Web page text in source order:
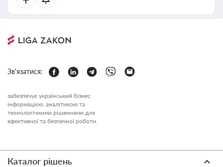
Зв'язатися:
забезпечує український бізнес
інформацією, аналітикою та
технологічними рішеннями для
ефективної та безпечної роботи.
Каталог рішень